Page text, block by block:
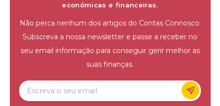
económicas e financeiras.
Não perca nenhum dos artigos do Contas Connosco.
Subscreva a nossa newsletter e passe a receber no
seu email informação para conseguir gerir melhor as
suas finanças.